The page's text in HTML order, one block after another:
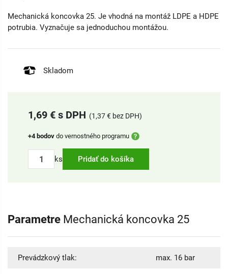
Mechanická koncovka 25. Je vhodná na montáž LDPE a HDPE
potrubia. Vyznačuje sa jednoduchou montážou.
Skladom
1,69 € s DPH (1,37 € bez DPH)
+4 bodov do vernostného programu
ks Pridať do košíka
Parametre Mechanická koncovka 25
Prevádzkový tlak: max. 16 bar